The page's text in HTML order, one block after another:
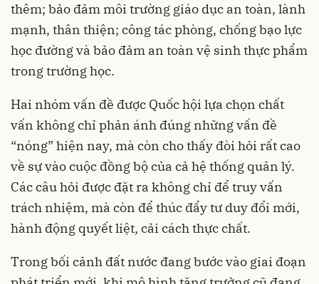
thêm; bảo đảm môi trường giáo dục an toàn, lành
mạnh, thân thiện; công tác phòng, chống bạo lực
học đường và bảo đảm an toàn vệ sinh thực phẩm
trong trường học.
Hai nhóm vấn đề được Quốc hội lựa chọn chất
vấn không chỉ phản ánh đúng những vấn đề
“nóng” hiện nay, mà còn cho thấy đòi hỏi rất cao
về sự vào cuộc đồng bộ của cả hệ thống quản lý.
Các câu hỏi được đặt ra không chỉ để truy vấn
trách nhiệm, mà còn để thúc đẩy tư duy đổi mới,
hành động quyết liệt, cải cách thực chất.
Trong bối cảnh đất nước đang bước vào giai đoạn